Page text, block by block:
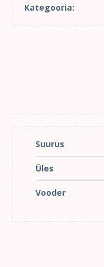
Kategooria:
Suurus
Üles
Vooder